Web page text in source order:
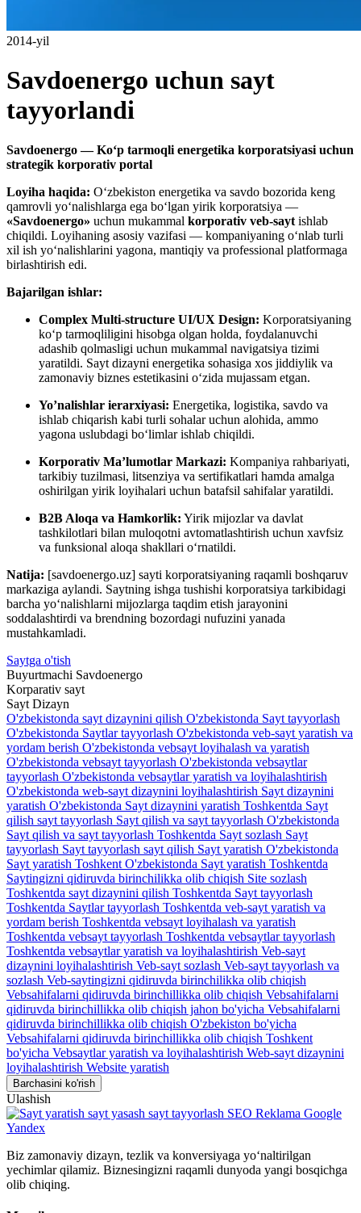
2014-yil
Savdoenergo uchun sayt
tayyorlandi
Savdoenergo — Ko‘p tarmoqli energetika korporatsiyasi uchun
strategik korporativ portal
Loyiha haqida: O‘zbekiston energetika va savdo bozorida keng
qamrovli yo‘nalishlarga ega bo‘lgan yirik korporatsiya —
«Savdoenergo» uchun mukammal korporativ veb-sayt ishlab
chiqildi. Loyihaning asosiy vazifasi — kompaniyaning o‘nlab turli
xil ish yo‘nalishlarini yagona, mantiqiy va professional platformaga
birlashtirish edi.
Bajarilgan ishlar:
Complex Multi-structure UI/UX Design: Korporatsiyaning
ko‘p tarmoqliligini hisobga olgan holda, foydalanuvchi
adashib qolmasligi uchun mukammal navigatsiya tizimi
yaratildi. Sayt dizayni energetika sohasiga xos jiddiylik va
zamonaviy biznes estetikasini o‘zida mujassam etgan.
Yo’nalishlar ierarxiyasi: Energetika, logistika, savdo va
ishlab chiqarish kabi turli sohalar uchun alohida, ammo
yagona uslubdagi bo‘limlar ishlab chiqildi.
Korporativ Ma’lumotlar Markazi: Kompaniya rahbariyati,
tarkibiy tuzilmasi, litsenziya va sertifikatlari hamda amalga
oshirilgan yirik loyihalari uchun batafsil sahifalar yaratildi.
B2B Aloqa va Hamkorlik: Yirik mijozlar va davlat
tashkilotlari bilan muloqotni avtomatlashtirish uchun xavfsiz
va funksional aloqa shakllari o‘rnatildi.
Natija: [savdoenergo.uz] sayti korporatsiyaning raqamli boshqaruv
markaziga aylandi. Saytning ishga tushishi korporatsiya tarkibidagi
barcha yo‘nalishlarni mijozlarga taqdim etish jarayonini
soddalashtirdi va brendning bozordagi nufuzini yanada
mustahkamladi.
Saytga o'tish
Buyurtmachi Savdoenergo
Korparativ sayt
Sayt Dizayn
O'zbekistonda sayt dizaynini qilish O'zbekistonda Sayt tayyorlash
O'zbekistonda Saytlar tayyorlash O'zbekistonda veb-sayt yaratish va
yordam berish O'zbekistonda vebsayt loyihalash va yaratish
O'zbekistonda vebsayt tayyorlash O'zbekistonda vebsaytlar
tayyorlash O'zbekistonda vebsaytlar yaratish va loyihalashtirish
O'zbekistonda web-sayt dizaynini loyihalashtirish Sayt dizaynini
yaratish O'zbekistonda Sayt dizaynini yaratish Toshkentda Sayt
qilish sayt tayyorlash Sayt qilish va sayt tayyorlash O'zbekistonda
Sayt qilish va sayt tayyorlash Toshkentda Sayt sozlash Sayt
tayyorlash Sayt tayyorlash sayt qilish Sayt yaratish O'zbekistonda
Sayt yaratish Toshkent O'zbekistonda Sayt yaratish Toshkentda
Saytingizni qidiruvda birinchilikka olib chiqish Site sozlash
Toshkentda sayt dizaynini qilish Toshkentda Sayt tayyorlash
Toshkentda Saytlar tayyorlash Toshkentda veb-sayt yaratish va
yordam berish Toshkentda vebsayt loyihalash va yaratish
Toshkentda vebsayt tayyorlash Toshkentda vebsaytlar tayyorlash
Toshkentda vebsaytlar yaratish va loyihalashtirish Veb-sayt
dizaynini loyihalashtirish Veb-sayt sozlash Veb-sayt tayyorlash va
sozlash Veb-saytingizni qidiruvda birinchilikka olib chiqish
Vebsahifalarni qidiruvda birinchillikka olib chiqish Vebsahifalarni
qidiruvda birinchillikka olib chiqish jahon bo'yicha Vebsahifalarni
qidiruvda birinchillikka olib chiqish O'zbekiston bo'yicha
Vebsahifalarni qidiruvda birinchillikka olib chiqish Toshkent
bo'yicha Vebsaytlar yaratish va loyihalashtirish Web-sayt dizaynini
loyihalashtirish Website yaratish
Barchasini ko'rish
Ulashish
Biz zamonaviy dizayn, tezlik va konversiyaga yo‘naltirilgan
yechimlar qilamiz. Biznesingizni raqamli dunyoda yangi bosqichga
olib chiqing.